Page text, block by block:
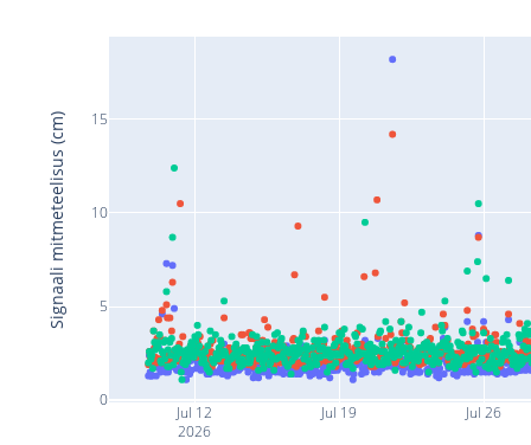
Jul 12
2026
Jul 19 Jul 26
0
5
10
15
Signaali mitmeteelisus (cm)